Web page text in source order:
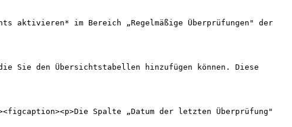
aktivieren* im Bereich „Regelmäßige Überprüfungen" der
Sie den Übersichtstabellen hinzufügen können. Diese
Spalte „Datum der letzten Überprüfung"